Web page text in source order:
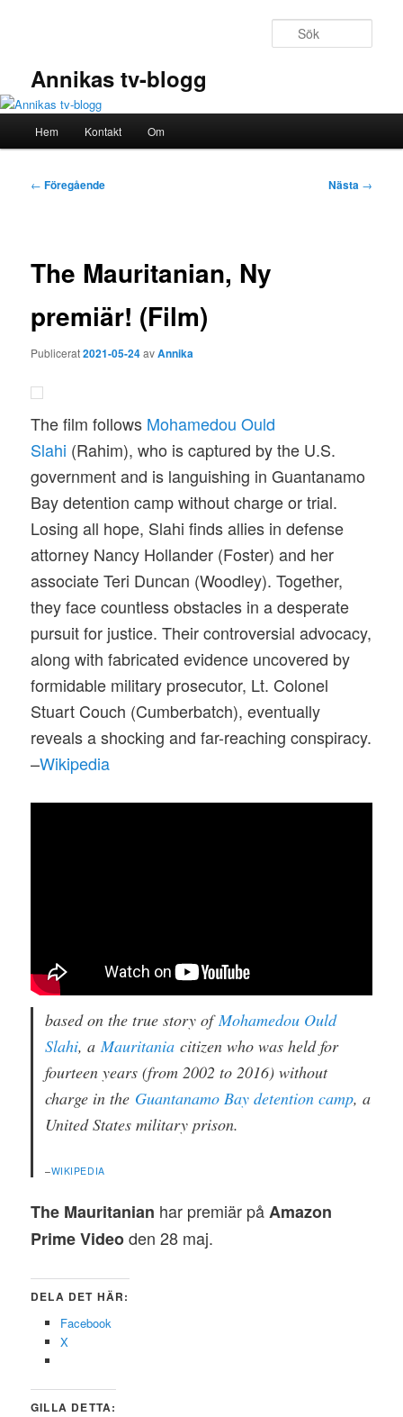
Annikas tv-blogg
Hem Kontakt Om
Inläggsnavigering
← Föregående Nästa →
The Mauritanian, Ny
premiär! (Film)
Publicerat2021-05-24avAnnika
The film follows Mohamedou Ould
Slahi (Rahim), who is captured by the U.S.
government and is languishing in Guantanamo
Bay detention camp without charge or trial.
Losing all hope, Slahi finds allies in defense
attorney Nancy Hollander (Foster) and her
associate Teri Duncan (Woodley). Together,
they face countless obstacles in a desperate
pursuit for justice. Their controversial advocacy,
along with fabricated evidence uncovered by
formidable military prosecutor, Lt. Colonel
Stuart Couch (Cumberbatch), eventually
reveals a shocking and far-reaching conspiracy.
–Wikipedia
based on the true story ofMohamedou Ould
Slahi, aMauritania citizen who was held for
fourteen years (from 2002 to 2016) without
charge in the Guantanamo Bay detention camp, a
United States military prison.
–WIKIPEDIA
The Mauritanian har premiär påAmazon
Prime Videoden 28 maj.
DELA DET HÄR:
Facebook
X
GILLA DETTA: